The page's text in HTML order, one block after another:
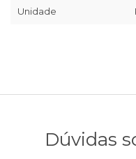
Unidade
Dúvidas